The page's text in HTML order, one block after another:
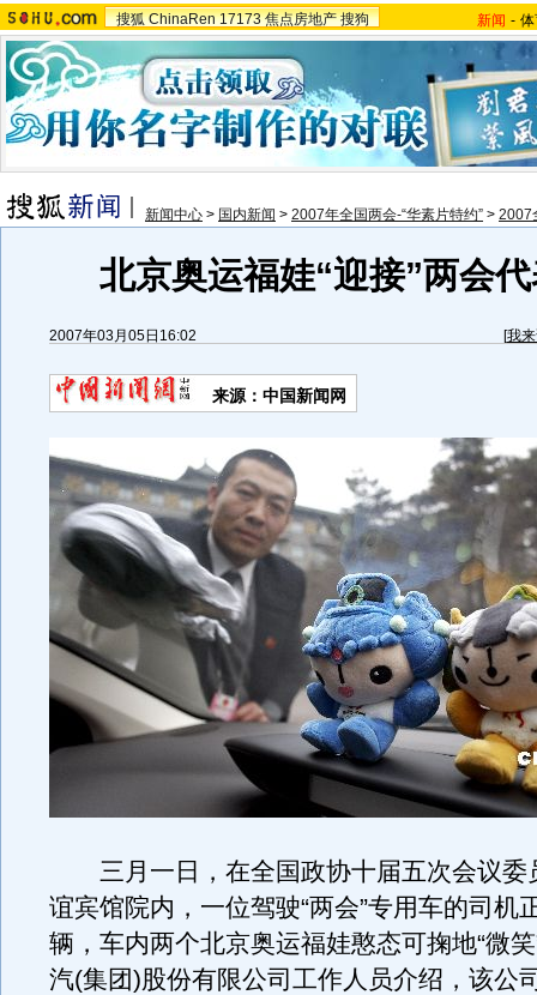
搜狐 ChinaRen 17173 焦点房地产 搜狗 新闻 -
新闻中心 > 国内新闻 > 2007年全国两会-“华素片特约” > 2007
北京奥运福娃“迎接”两会
2007年03月05日16:02 [我
来源：中国新闻网
三月一日，在全国政协十届五次会议
谊宾馆院内，一位驾驶“两会”专用车的司机
辆，车内两个北京奥运福娃憨态可掬地“微
汽(集团)股份有限公司工作人员介绍，该公